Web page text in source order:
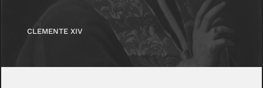
CLEMENTE XIV